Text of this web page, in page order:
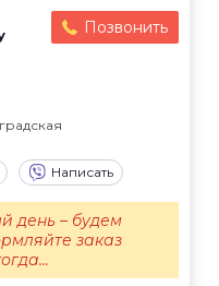
Позвонить
Написать
день – будем
заказ